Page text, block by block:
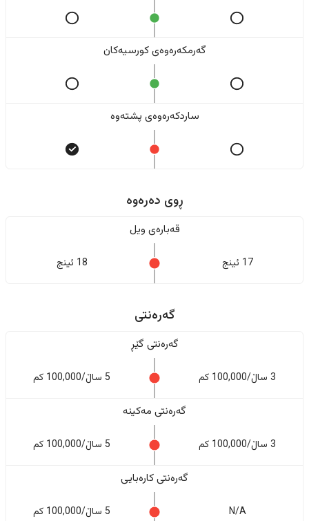
گەرمکەرەوەی کورسیەکان
ساردکەرەوەی پشتەوە
ڕوی دەرەوە
قەبارەی ویل
17 ئینج 18 ئینج
گەرەنتی
گەرەنتی گێڕ
3 ساڵ/100,000 کم 5 ساڵ/100,000 کم
گەرەنتی مەکینە
3 ساڵ/100,000 کم 5 ساڵ/100,000 کم
گەرەنتی کارەبایی
N/A 5 ساڵ/100,000 کم